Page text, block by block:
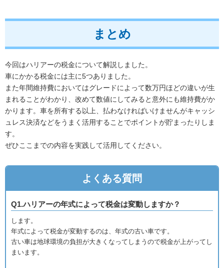
まとめ
今回はハリアーの税金について解説しました。
車にかかる税金には主に5つありました。
また年間維持費においてはグレードによって数万円ほどの違いが生
まれることがわかり、改めて数値にしてみると意外にも維持費がか
かります。車を所有する以上、払わなければいけませんがキャッシ
ュレス決済などをうまく活用することでポイントが貯まったりしま
す。
ぜひここまでの内容を実践して活用してください。
よくある質問
Q1.ハリアーの年式によって税金は変動しますか？
します。
年式によって税金が変動するのは、年式の古い車です。
古い車は地球環境の負担が大きくなってしまうので税金が上がってし
まいます。